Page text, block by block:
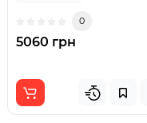
0
5060 грн